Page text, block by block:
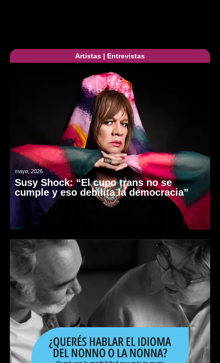
Artistas | Entrevistas
mayo, 2026
Susy Shock: “El cupo trans no se
cumple y eso debilita la democracia”